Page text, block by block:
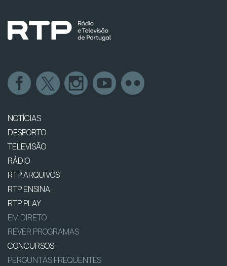
NOTÍCIAS
DESPORTO
TELEVISÃO
RÁDIO
RTP ARQUIVOS
RTP ENSINA
RTP PLAY
EM DIRETO
REVER PROGRAMAS
CONCURSOS
PERGUNTAS FREQUENTES